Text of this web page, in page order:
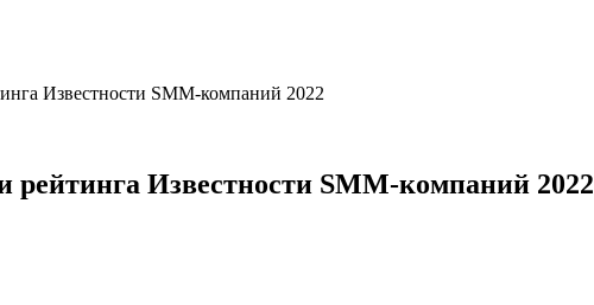
Известности SMM-компаний 2022
рейтинга Известности SMM-компаний 2022